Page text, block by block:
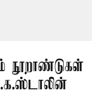
நூறாண்டுகள்